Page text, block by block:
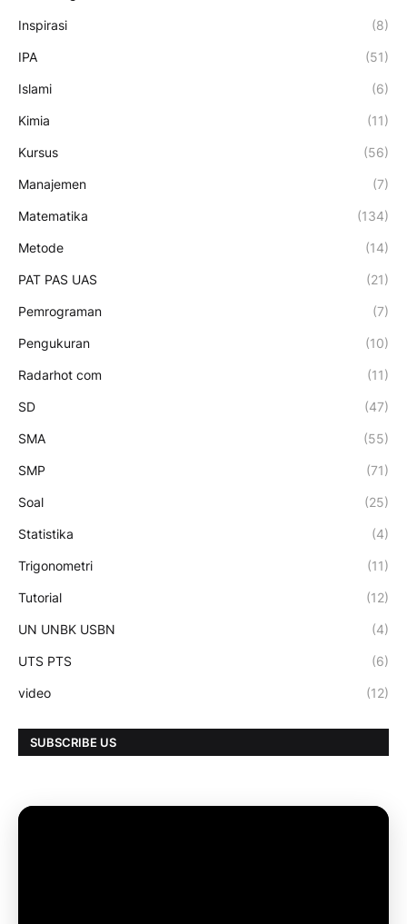
Inspirasi (8)
IPA (51)
Islami (6)
Kimia (11)
Kursus (56)
Manajemen (7)
Matematika (134)
Metode (14)
PAT PAS UAS (21)
Pemrograman (7)
Pengukuran (10)
Radarhot com (11)
SD (47)
SMA (55)
SMP (71)
Soal (25)
Statistika (4)
Trigonometri (11)
Tutorial (12)
UN UNBK USBN (4)
UTS PTS (6)
video (12)
SUBSCRIBE US